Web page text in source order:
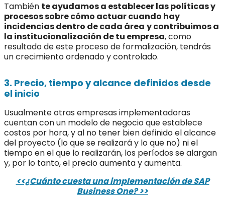
También te ayudamos a establecer las políticas y
procesos sobre cómo actuar cuando hay
incidencias dentro de cada área y contribuimos a
la institucionalización de tu empresa, como
resultado de este proceso de formalización, tendrás
un crecimiento ordenado y controlado.
3. Precio, tiempo y alcance definidos desde
el inicio
Usualmente otras empresas implementadoras
cuentan con un modelo de negocio que establece
costos por hora, y al no tener bien definido el alcance
del proyecto (lo que se realizará y lo que no) ni el
tiempo en el que lo realizarán, los períodos se alargan
y, por lo tanto, el precio aumenta y aumenta.
<<¿Cuánto cuesta una implementación de SAP
Business One? >>